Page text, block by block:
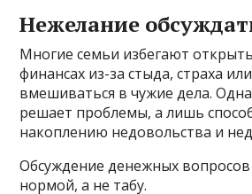
Нежелание
Многие семьи избегают
финансах из-за стыда, страха
вмешиваться в чужие дела.
решает проблемы, а лишь
накоплению недовольства и
Обсуждение денежных
нормой, а не табу.